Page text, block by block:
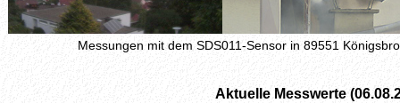
Messungen mit dem SDS011-Sensor in 89551
Aktuelle Messwerte